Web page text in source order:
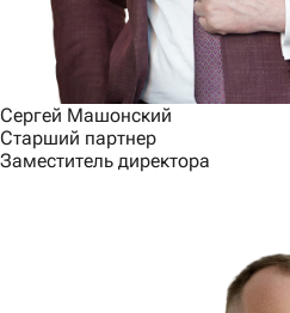
Сергей Машонский
Старший партнер
Заместитель директора